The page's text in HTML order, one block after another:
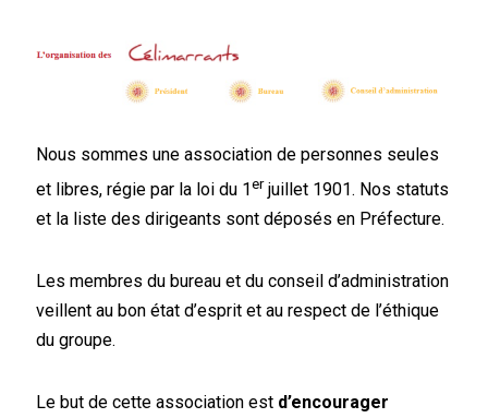
Nous sommes une association de personnes seules
et libres, régie par la loi du 1erjuillet 1901. Nos statuts
et la liste des dirigeants sont déposés en Préfecture.
Les membres du bureau et du conseil d’administration
veillent au bon état d’esprit et au respect de l’éthique
du groupe.
Le but de cette association est d’encourager